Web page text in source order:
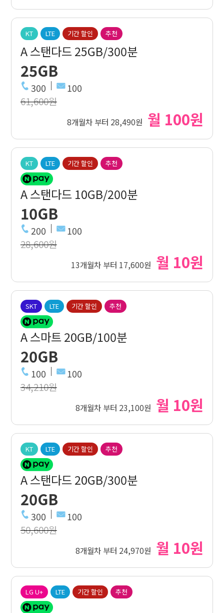
KT LTE 기간 할인 추천
A 스탠다드 25GB/300분
25GB
300 100
61,600원
8개월차 부터 28,490원 월 100원
KT LTE 기간 할인 추천
A 스탠다드 10GB/200분
10GB
200 100
28,600원
13개월차 부터 17,600원 월 10원
SKT LTE 기간 할인 추천
A 스마트 20GB/100분
20GB
100 100
34,210원
8개월차 부터 23,100원 월 10원
KT LTE 기간 할인 추천
A 스탠다드 20GB/300분
20GB
300 100
50,600원
8개월차 부터 24,970원 월 10원
LG U+ LTE 기간 할인 추천